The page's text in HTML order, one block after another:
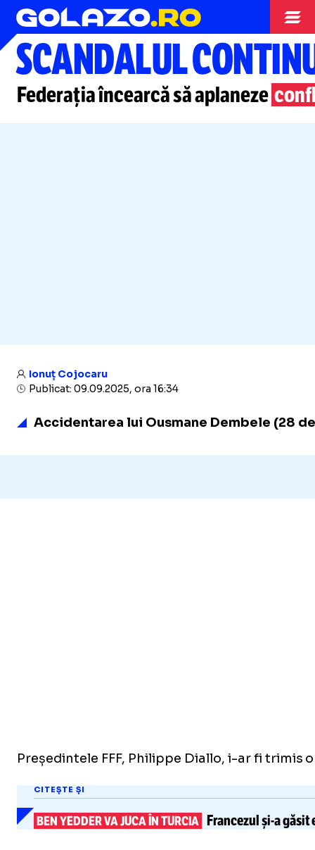
Campionatul Mondial
SCANDALUL
Federația încearcă să aplaneze
Ionuț Cojocaru
Publicat: 09.09.2025, ora 16:34
Accidentarea lui Ousmane Dembele (28
Președintele FFF, Philippe Diallo, i-ar fi
CITEȘTE ȘI
BEN YEDDER VA JUCA ÎN TURCIA Francezulși-agăsit